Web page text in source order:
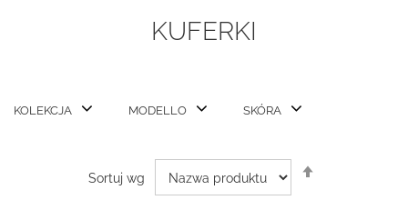
KUFERKI
KOLEKCJA MODELLO SKÓRA
Sortuj wg